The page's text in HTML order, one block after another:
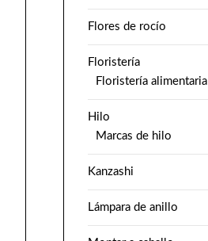
Flores de rocío
Floristería
Floristería alimentaria
Hilo
Marcas de hilo
Kanzashi
Lámpara de anillo